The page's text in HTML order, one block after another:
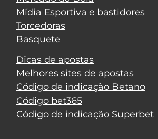
Mídia Esportiva e bastidores
Torcedoras
Basquete
Dicas de apostas
Melhores sites de apostas
Código de indicação Betano
Código bet365
Código de indicação Superbet